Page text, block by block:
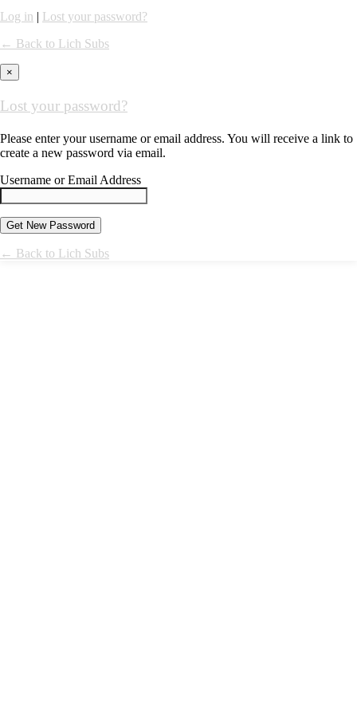
Log in | Lost your password?
← Back to Lich Subs
×
Lost your password?
Please enter your username or email address. You will receive a link to
create a new password via email.
Username or Email Address
← Back to Lich Subs